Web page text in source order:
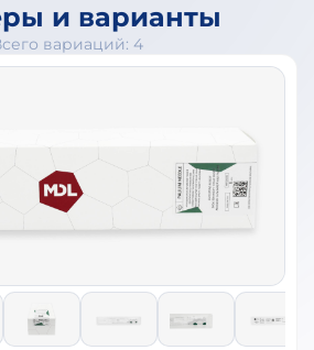
и варианты
вариаций: 4